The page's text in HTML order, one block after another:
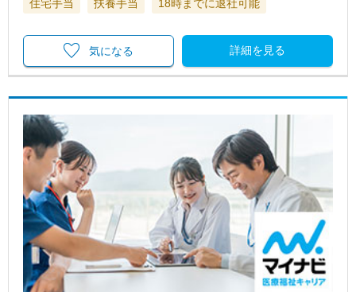
住宅手当
扶養手当 18時までに退社可能
詳細を見る
気になる